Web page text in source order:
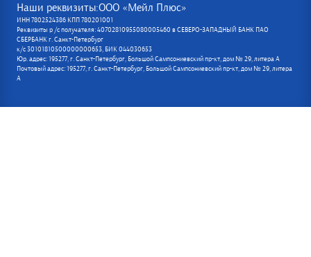
Наши реквизиты:ООО «Мейл Плюс»
ИНН 7802524386 КПП 780201001
Реквизиты р /с получателя: 40702810955080005460 в СЕВЕРО-ЗАПАДНЫЙ БАНК ПАО
СБЕРБАНК г. Санкт-Петербург
к/с 30101810500000000653, БИК 044030653
Юр. адрес: 195277, г. Санкт-Петербург, Большой Сампсониевский пр-кт, дом № 29, литера А
Почтовый адрес: 195277, г. Санкт-Петербург, Большой Сампсониевский пр-кт, дом № 29, литера
А